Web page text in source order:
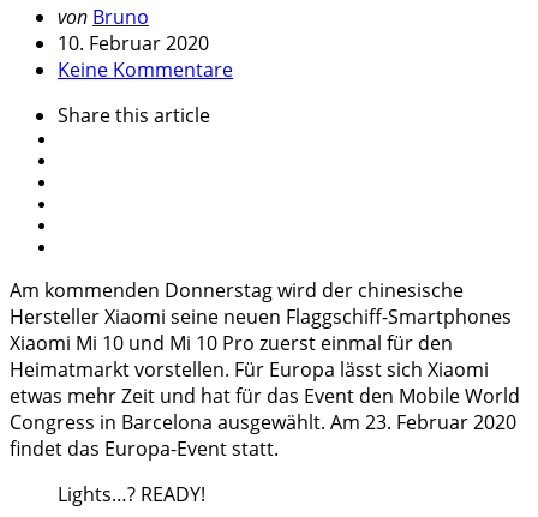
Geschrieben
von
von Bruno
10. Februar 2020
Keine Kommentare
Sharethis article
Am kommenden Donnerstag wird der chinesische
Hersteller Xiaomi seine neuen Flaggschiff-Smartphones
Xiaomi Mi 10 und Mi 10 Pro zuerst einmal für den
Heimatmarkt vorstellen. Für Europa lässt sich Xiaomi
etwas mehr Zeit und hat für das Event den Mobile World
Congress in Barcelona ausgewählt. Am 23. Februar 2020
findet das Europa-Event statt.
Lights…? READY!